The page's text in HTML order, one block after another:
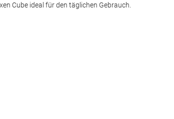
Cube ideal für den täglichen Gebrauch.